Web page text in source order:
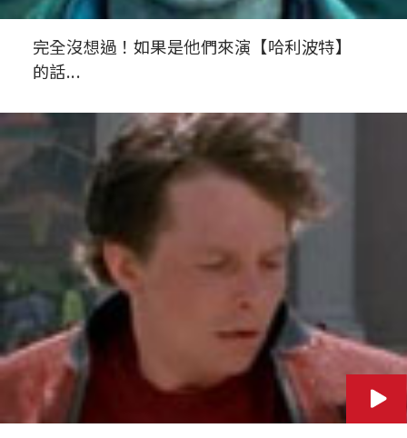
完全沒想過！如果是他們來演【哈利波特】
的話...